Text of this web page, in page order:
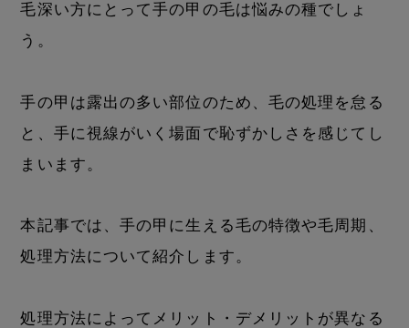
毛深い方にとって手の甲の毛は悩みの種でしょ
う。
手の甲は露出の多い部位のため、毛の処理を怠る
と、手に視線がいく場面で恥ずかしさを感じてし
まいます。
本記事では、手の甲に生える毛の特徴や毛周期、
処理方法について紹介します。
処理方法によってメリット・デメリットが異なる